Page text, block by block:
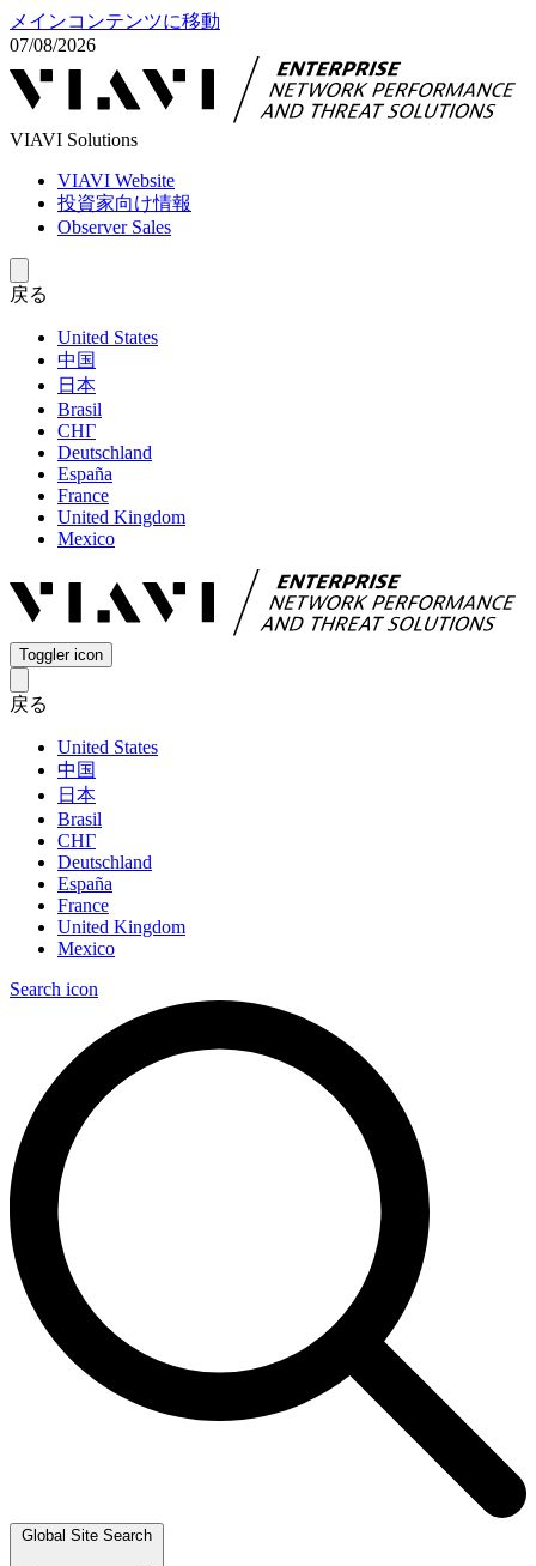
メインコンテンツに移動
07/08/2026
VIAVI Solutions
VIAVI Website
投資家向け情報
Observer Sales
戻る
United States
中国
日本
Brasil
СНГ
Deutschland
España
France
United Kingdom
Mexico
Toggler icon
戻る
United States
中国
日本
Brasil
СНГ
Deutschland
España
France
United Kingdom
Mexico
Search icon
Global Site Search